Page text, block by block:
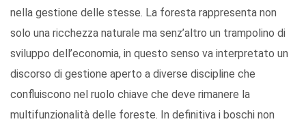
nella gestione delle stesse. La foresta rappresenta non
solo una ricchezza naturale ma senz’altro un trampolino di
sviluppo dell’economia, in questo senso va interpretato un
discorso di gestione aperto a diverse discipline che
confluiscono nel ruolo chiave che deve rimanere la
multifunzionalità delle foreste. In definitiva i boschi non